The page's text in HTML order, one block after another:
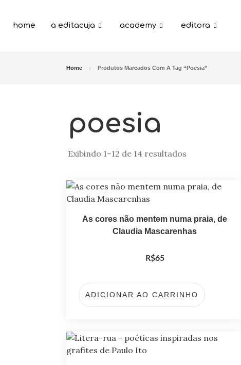
home a editacuja academy editora
Home Produtos Marcados Com A Tag “poesia”
poesia
Exibindo 1–12 de 14 resultados
As cores não mentem numa praia, de
Claudia Mascarenhas
R$65
ADICIONAR AO CARRINHO